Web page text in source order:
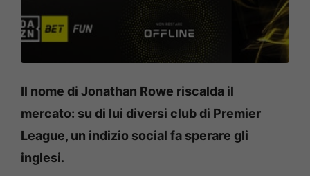
Il nome di Jonathan Rowe riscalda il
mercato: su di lui diversi club di Premier
League, un indizio social fa sperare gli
inglesi.